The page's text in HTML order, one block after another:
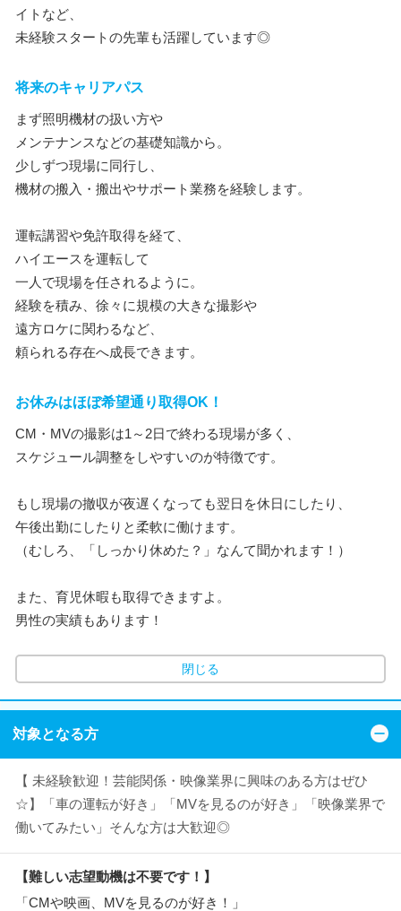
イトなど、
未経験スタートの先輩も活躍しています◎
将来のキャリアパス
まず照明機材の扱い方や
メンテナンスなどの基礎知識から。
少しずつ現場に同行し、
機材の搬入・搬出やサポート業務を経験します。
運転講習や免許取得を経て、
ハイエースを運転して
一人で現場を任されるように。
経験を積み、徐々に規模の大きな撮影や
遠方ロケに関わるなど、
頼られる存在へ成長できます。
お休みはほぼ希望通り取得OK！
CM・MVの撮影は1～2日で終わる現場が多く、
スケジュール調整をしやすいのが特徴です。
もし現場の撤収が夜遅くなっても翌日を休日にしたり、
午後出勤にしたりと柔軟に働けます。
（むしろ、「しっかり休めた？」なんて聞かれます！）
また、育児休暇も取得できますよ。
男性の実績もあります！
閉じる
対象となる方
【 未経験歓迎！芸能関係・映像業界に興味のある方はぜひ
☆】「車の運転が好き」「MVを見るのが好き」「映像業界で
働いてみたい」そんな方は大歓迎◎
【難しい志望動機は不要です！】
「CMや映画、MVを見るのが好き！」